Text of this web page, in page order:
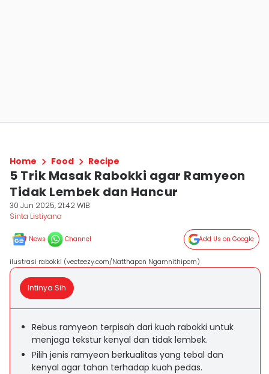
Home Food Recipe
5 Trik Masak Rabokki agar Ramyeon
Tidak Lembek dan Hancur
30 Jun 2025, 21:42 WIB
Sinta Listiyana
News Channel Add Us on Google
ilustrasi rabokki (vecteezy.com/Natthapon Ngamnithiporn)
Intinya Sih
Rebus ramyeon terpisah dari kuah rabokki untuk
menjaga tekstur kenyal dan tidak lembek.
Pilih jenis ramyeon berkualitas yang tebal dan
kenyal agar tahan terhadap kuah pedas.